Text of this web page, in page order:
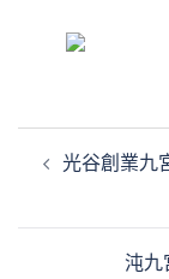
章
光谷創業九
沌九